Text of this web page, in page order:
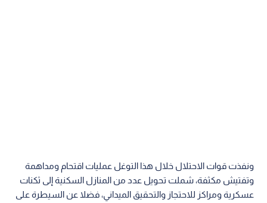
ونفذت قوات الاحتلال خلال هذا التوغل عمليات اقتحام ومداهمة
وتفتيش مكثفة، شملت تحويل عدد من المنازل السكنية إلى ثكنات
عسكرية ومراكز للاحتجاز والتحقيق الميداني، فضلا عن السيطرة على